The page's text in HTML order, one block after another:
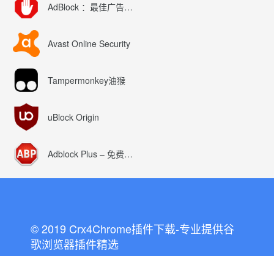
AdBlock ：最佳广告拦截工具
Avast Online Security
Tampermonkey油猴
uBlock Origin
Adblock Plus – 免费的广告拦截器
© 2019 Crx4Chrome插件下载-专业提供谷
歌浏览器插件精选